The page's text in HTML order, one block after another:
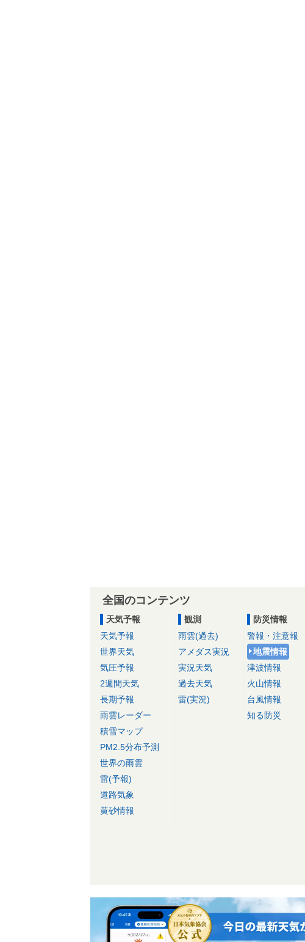
全国のコンテンツ
天気予報
天気予報
世界天気
気圧予報
2週間天気
長期予報
雨雲レーダー
積雪マップ
PM2.5分布予測
世界の雨雲
雷(予報)
道路気象
黄砂情報
観測
雨雲(過去)
アメダス実況
実況天気
過去天気
雷(実況)
防災情報
警報・注意報
地震情報
津波情報
火山情報
台風情報
知る防災